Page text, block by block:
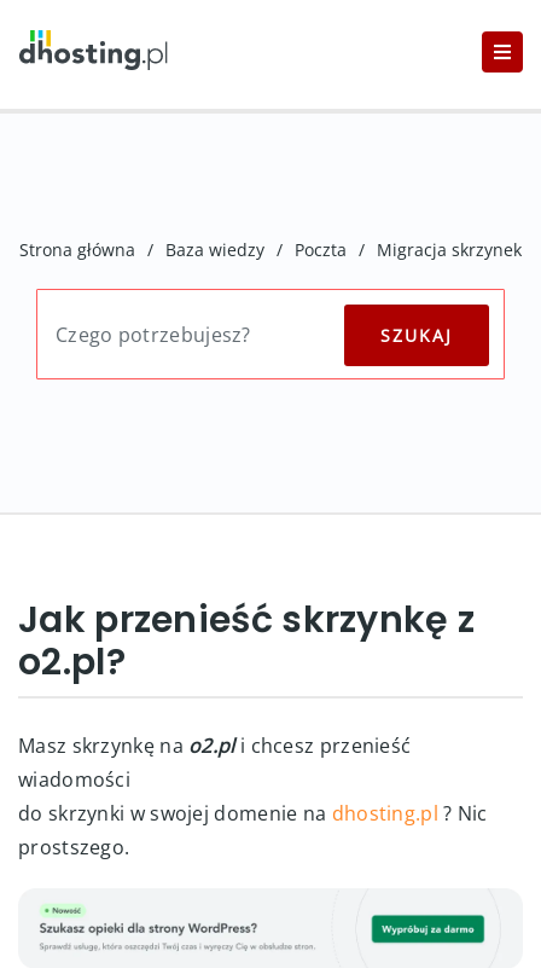
Strona główna / Baza wiedzy / Poczta / Migracja skrzynek
Jak przenieść skrzynkę z
o2.pl?
Masz skrzynkę na o2.pli chcesz przenieść
wiadomości
do skrzynki w swojej domenie na dhosting.pl? Nic
prostszego.